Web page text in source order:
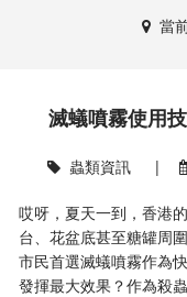
當
滅蟻噴霧使用
蟲類資訊|
哎呀，夏天一到，香港
台、花盆底甚至糖罐周
市民首選滅蟻噴霧作為
發揮最大效果？作為殺